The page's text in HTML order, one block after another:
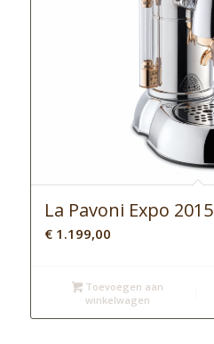
La Pavoni Expo 2015
€1.199,00
Toevoegen aan
winkelwagen